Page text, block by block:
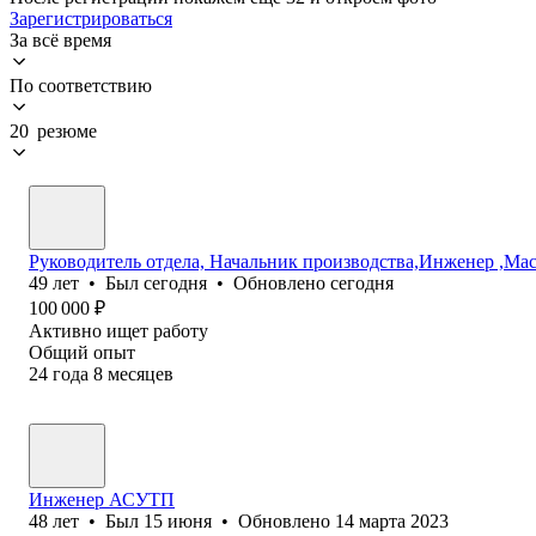
Зарегистрироваться
За всё время
По соответствию
20 резюме
Руководитель отдела, Начальник производства,Инженер
49 лет • Был сегодня • Обновлено сегодня
100 000 ₽
Активно ищет работу
Общий опыт
24 года 8 месяцев
Инженер АСУТП
48 лет • Был 15 июня • Обновлено 14 марта 2023